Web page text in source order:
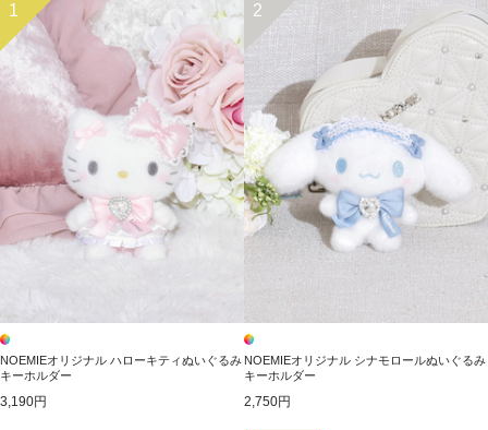
1
NOEMIEオリジナル ハローキティぬいぐるみ
キーホルダー
3,190円
2
NOEMIEオリジナル シナモロールぬいぐるみ
キーホルダー
2,750円